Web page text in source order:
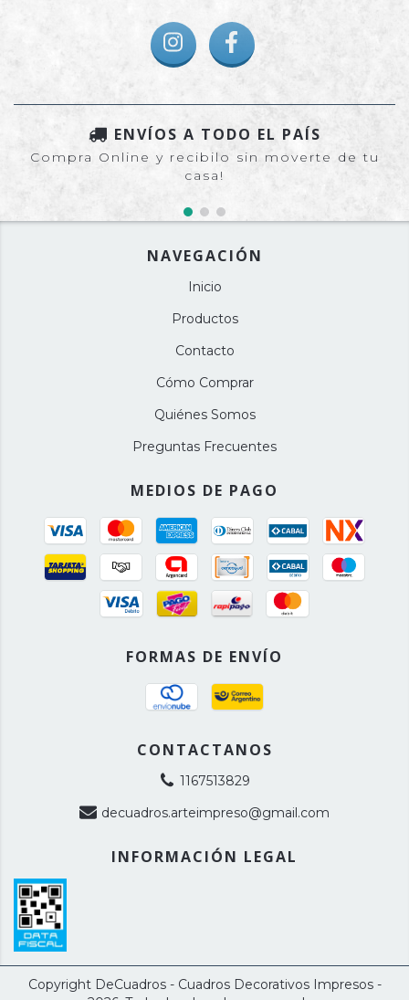
ENVÍOS A TODO EL PAÍS
Compra Online y recibilo sin moverte de tu
casa!
NAVEGACIÓN
Inicio
Productos
Contacto
Cómo Comprar
Quiénes Somos
Preguntas Frecuentes
MEDIOS DE PAGO
FORMAS DE ENVÍO
CONTACTANOS
1167513829
decuadros.arteimpreso@gmail.com
INFORMACIÓN LEGAL
Copyright DeCuadros - Cuadros Decorativos Impresos -